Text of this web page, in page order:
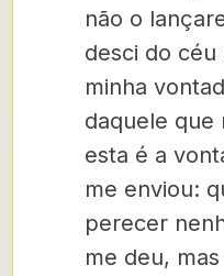
não o
desci do céu
minha
daquele que
esta é a
me enviou:
perecer
me deu,